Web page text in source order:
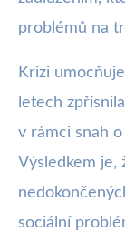
problémů na
Krizi
letech
v rámci snah
Výsledkem je,
sociální